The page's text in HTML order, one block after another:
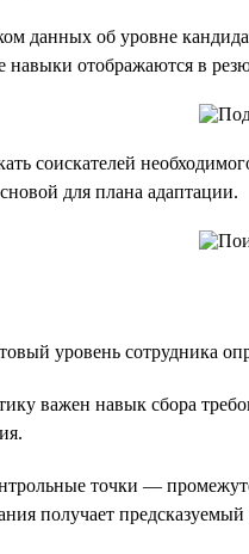
данных об уровне
навыки отображаются в
соискателей
для плана адаптации.
уровень сотрудника
важен навык сбора
точки —
получает предсказуемый